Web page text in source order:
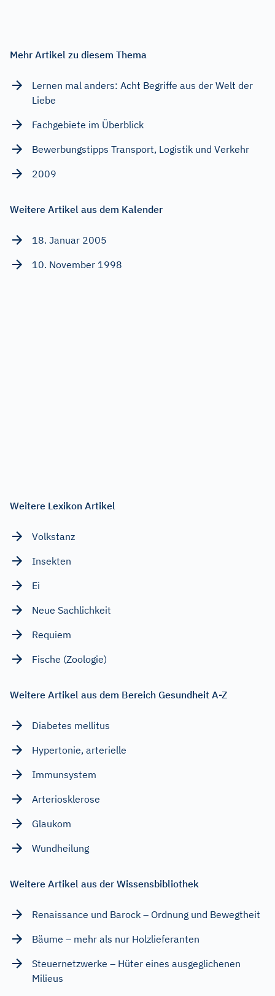
Mehr Artikel zu diesem Thema
Lernen mal anders: Acht Begriffe aus der Welt der
Liebe
Fachgebiete im Überblick
Bewerbungstipps Transport, Logistik und Verkehr
2009
Weitere Artikel aus dem Kalender
18. Januar 2005
10. November 1998
Weitere Lexikon Artikel
Volkstanz
Insekten
Ei
Neue Sachlichkeit
Requiem
Fische (Zoologie)
Weitere Artikel aus dem Bereich Gesundheit A-Z
Diabetes mellitus
Hypertonie, arterielle
Immunsystem
Arteriosklerose
Glaukom
Wundheilung
Weitere Artikel aus der Wissensbibliothek
Renaissance und Barock – Ordnung und Bewegtheit
Bäume – mehr als nur Holzlieferanten
Steuernetzwerke – Hüter eines ausgeglichenen
Milieus